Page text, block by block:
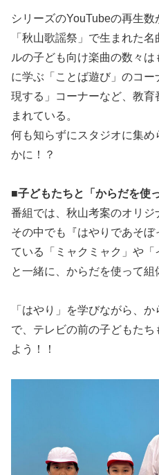
シリーズのYouTubeの再生
「秋山歌謡祭」で生まれた
ルの子ども向け楽曲の数々
に学ぶ「ことば遊び」のコ
現する」コーナーなど、教
まれている。
何も知らずにスタジオに集
かに！？
■子どもたちと「からだを使
番組では、秋山考案のオリジ
その中でも『はやりであそ
ている「ミャクミャク」や
と一緒に、からだを使って組
「はやり」を学びながら、
で、テレビの前の子どもた
よう！！